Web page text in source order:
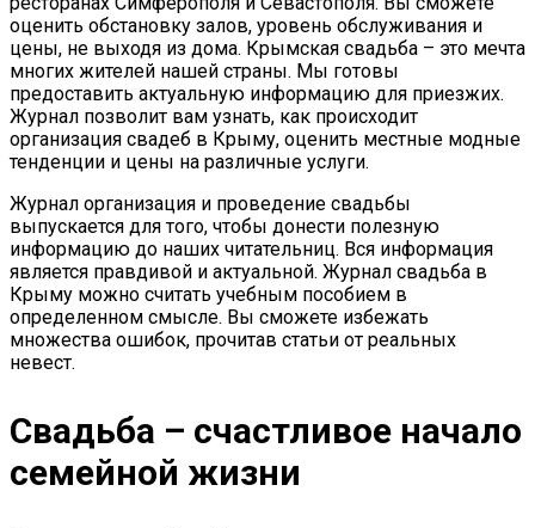
оценить обстановку залов, уровень обслуживания и
цены, не выходя из дома. Крымская свадьба – это мечта
многих жителей нашей страны. Мы готовы
предоставить актуальную информацию для приезжих.
Журнал позволит вам узнать, как происходит
организация свадеб в Крыму, оценить местные модные
тенденции и цены на различные услуги.
Журнал организация и проведение свадьбы
выпускается для того, чтобы донести полезную
информацию до наших читательниц. Вся информация
является правдивой и актуальной. Журнал свадьба в
Крыму можно считать учебным пособием в
определенном смысле. Вы сможете избежать
множества ошибок, прочитав статьи от реальных
невест.
Свадьба – счастливое начало
семейной жизни